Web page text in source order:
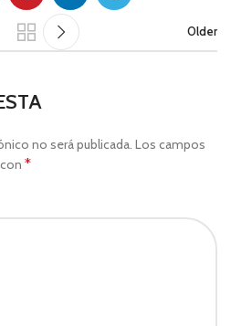
Older
no será publicada. Los campos
*